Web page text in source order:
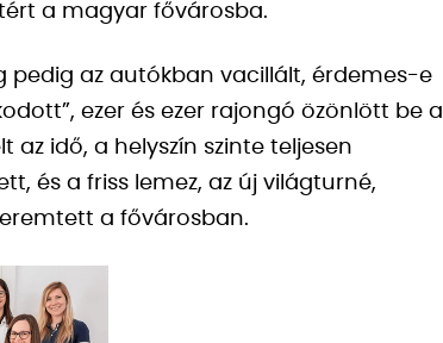
a magyar fővárosba.
pedig az autókban vacillált, érdemes-e
ezer és ezer rajongó özönlött be a
az idő, a helyszín szinte teljesen
és a friss lemez, az új világturné,
a fővárosban.